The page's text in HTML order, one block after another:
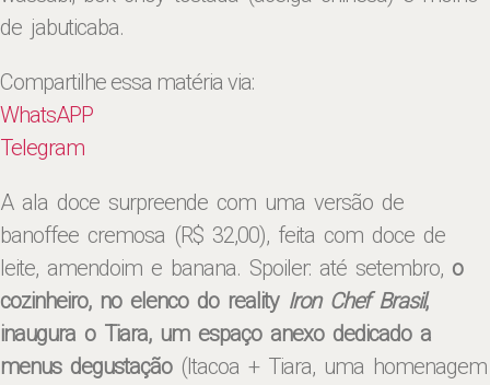
de jabuticaba.
Compartilhe essa matéria via:
WhatsAPP
Telegram
A ala doce surpreende com uma versão de
banoffee cremosa (R$ 32,00), feita com doce de
leite, amendoim e banana. Spoiler: até setembro, o
cozinheiro, no elenco do reality Iron Chef Brasil,
inaugura o Tiara, um espaço anexo dedicado a
menus degustação(Itacoa + Tiara, uma homenagem